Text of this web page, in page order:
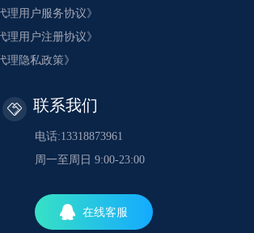
理用户服务协议》
理用户注册协议》
理隐私政策》
联系我们
电话:13318873961
周一至周日 9:00-23:00
在线客服